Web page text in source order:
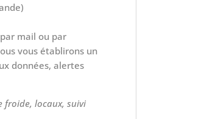
mail ou par
vous établirons un
données, alertes
froide, locaux, suivi